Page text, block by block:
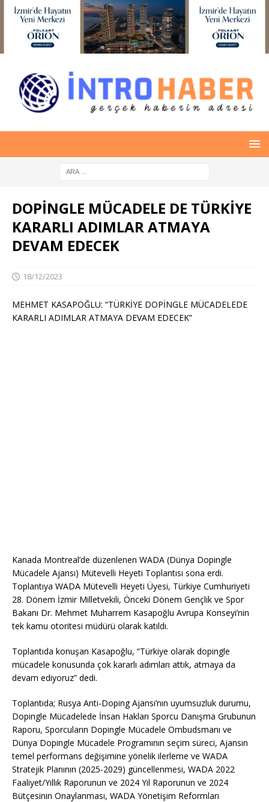
DOPİNGLE MÜCADELE DE TÜRKİYE
KARARLI ADIMLAR ATMAYA
DEVAM EDECEK
18/12/2023
MEHMET KASAPOĞLU: “TÜRKİYE DOPİNGLE MÜCADELEDE
KARARLI ADIMLAR ATMAYA DEVAM EDECEK”
Kanada Montreal’de düzenlenen WADA (Dünya Dopingle
Mücadele Ajansı) Mütevelli Heyeti Toplantısı sona erdi.
Toplantıya WADA Mütevelli Heyeti Üyesi, Türkiye Cumhuriyeti
28. Dönem İzmir Milletvekili, Önceki Dönem Gençlik ve Spor
Bakanı Dr. Mehmet Muharrem Kasapoğlu Avrupa Konseyi’nin
tek kamu otoritesi müdürü olarak katıldı.
Toplantıda konuşan Kasapoğlu, “Türkiye olarak dopingle
mücadele konusunda çok kararlı adımları attık, atmaya da
devam ediyoruz” dedi.
Toplantıda; Rusya Anti-Doping Ajansı’nın uyumsuzluk durumu,
Dopingle Mücadelede İnsan Hakları Sporcu Danışma Grubunun
Raporu, Sporcuların Dopingle Mücadele Ombudsmanı ve
Dünya Dopingle Mücadele Programının seçim süreci, Ajansın
temel performans değişimine yönelik ilerleme ve WADA
Stratejik Planının (2025-2029) güncellenmesi, WADA 2022
Faaliyet/Yıllık Raporunun ve 2024 Yıl Raporunun ve 2024
Bütçesinin Onaylanması, WADA Yönetişim Reformları